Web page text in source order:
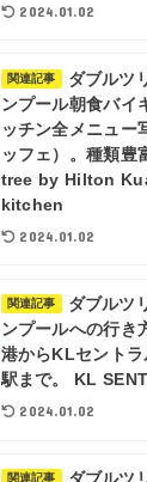
2024.01.02
関連記事
ダブルツ
ンプール朝食バイ
ッチン全メニュー
ッフェ）。種類
tree by Hilton
kitchen
2024.01.02
関連記事
ダブルツ
ンプールへの行き
港からKLセント
駅まで。 KL
2024.01.02
関連記事